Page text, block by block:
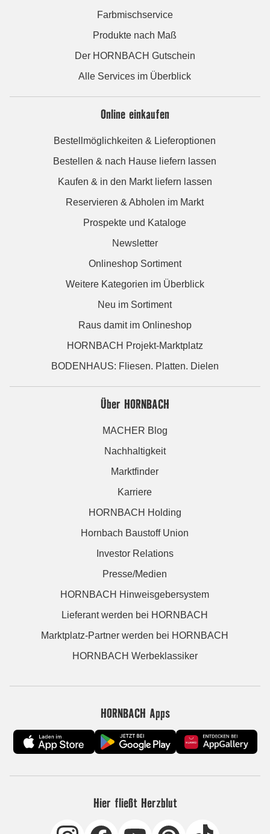
Farbmischservice
Produkte nach Maß
Der HORNBACH Gutschein
Alle Services im Überblick
Online einkaufen
Bestellmöglichkeiten & Lieferoptionen
Bestellen & nach Hause liefern lassen
Kaufen & in den Markt liefern lassen
Reservieren & Abholen im Markt
Prospekte und Kataloge
Newsletter
Onlineshop Sortiment
Weitere Kategorien im Überblick
Neu im Sortiment
Raus damit im Onlineshop
HORNBACH Projekt-Marktplatz
BODENHAUS: Fliesen. Platten. Dielen
Über HORNBACH
MACHER Blog
Nachhaltigkeit
Marktfinder
Karriere
HORNBACH Holding
Hornbach Baustoff Union
Investor Relations
Presse/Medien
HORNBACH Hinweisgebersystem
Lieferant werden bei HORNBACH
Marktplatz-Partner werden bei HORNBACH
HORNBACH Werbeklassiker
HORNBACH Apps
Hier fließt Herzblut